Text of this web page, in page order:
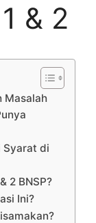
& 2
Masalah
Syarat di
2 BNSP?
Ini?